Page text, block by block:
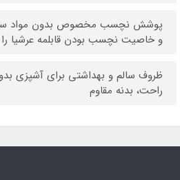
پوشش نچسب مخصوص بدون مواد سمی
و خاصیت نچسب بودن قابلمه عرشیا را
ظروف سالم و بهداشتی برای آشپزی
راحت، بدنه مقاوم